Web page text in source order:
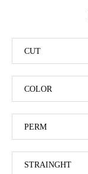
CUT
COLOR
PERM
STRAINGHT